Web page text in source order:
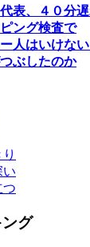
表、４０分
ング検査で
ー人はいけな
ぶしたのか
い
つ
グ